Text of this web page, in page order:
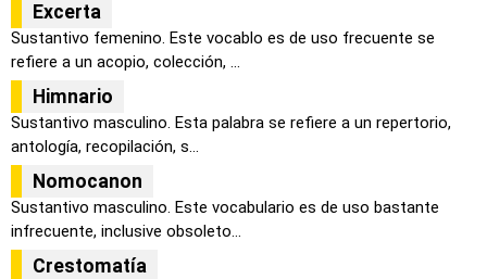
Excerta
Sustantivo femenino. Este vocablo es de uso frecuente se
refiere a un acopio, colección, ...
Himnario
Sustantivo masculino. Esta palabra se refiere a un repertorio,
antología, recopilación, s...
Nomocanon
Sustantivo masculino. Este vocabulario es de uso bastante
infrecuente, inclusive obsoleto...
Crestomatía